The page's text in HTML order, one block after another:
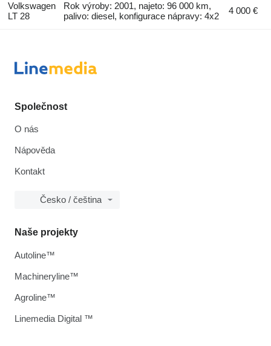
Volkswagen
LT 28
Rok výroby: 2001, najeto: 96 000 km,
palivo: diesel, konfigurace nápravy: 4x2
4 000 €
Společnost
O nás
Nápověda
Kontakt
Česko / čeština
Naše projekty
Autoline™
Machineryline™
Agroline™
Linemedia Digital ™